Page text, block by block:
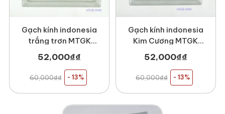
Gạch kính indonesia
trắng trơn MTGK
00080
52,000₫₫
60,000₫₫ - 13%
Gạch kính indonesia
Kim Cương MTGK
00083
52,000₫₫
60,000₫₫ - 13%